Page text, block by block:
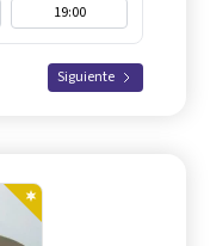
19:00
Siguiente